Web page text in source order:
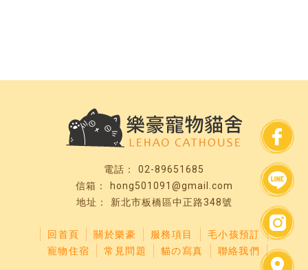
02-89651685
hong501091@gmail.com
新北市板橋區中正路348號
回首頁 關於樂豪 服務項目
毛小孩預訂
寵物住宿
常見問題 貓の寫真 聯絡我們